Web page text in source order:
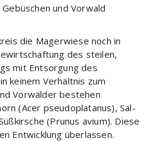
und Vorwald
die Magerwiese noch in
des steilen,
mit Entsorgung des
keinem Verhältnis zum
Vorwälder bestehen
(Acer pseudoplatanus), Sal-
(Prunus avium). Diese
Entwicklung überlassen.